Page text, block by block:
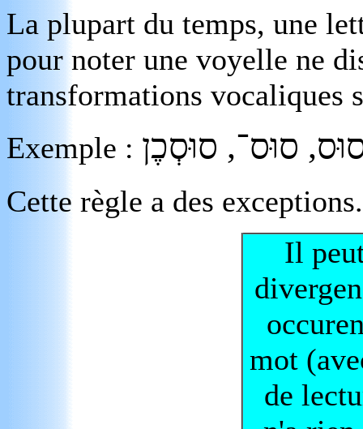
La plupart du temps, une
pour noter une voyelle ne
transformations vocaliques
Exemple :
, סוּס־, סוּסְכֶן
Cette règle a des
Il
mot
de